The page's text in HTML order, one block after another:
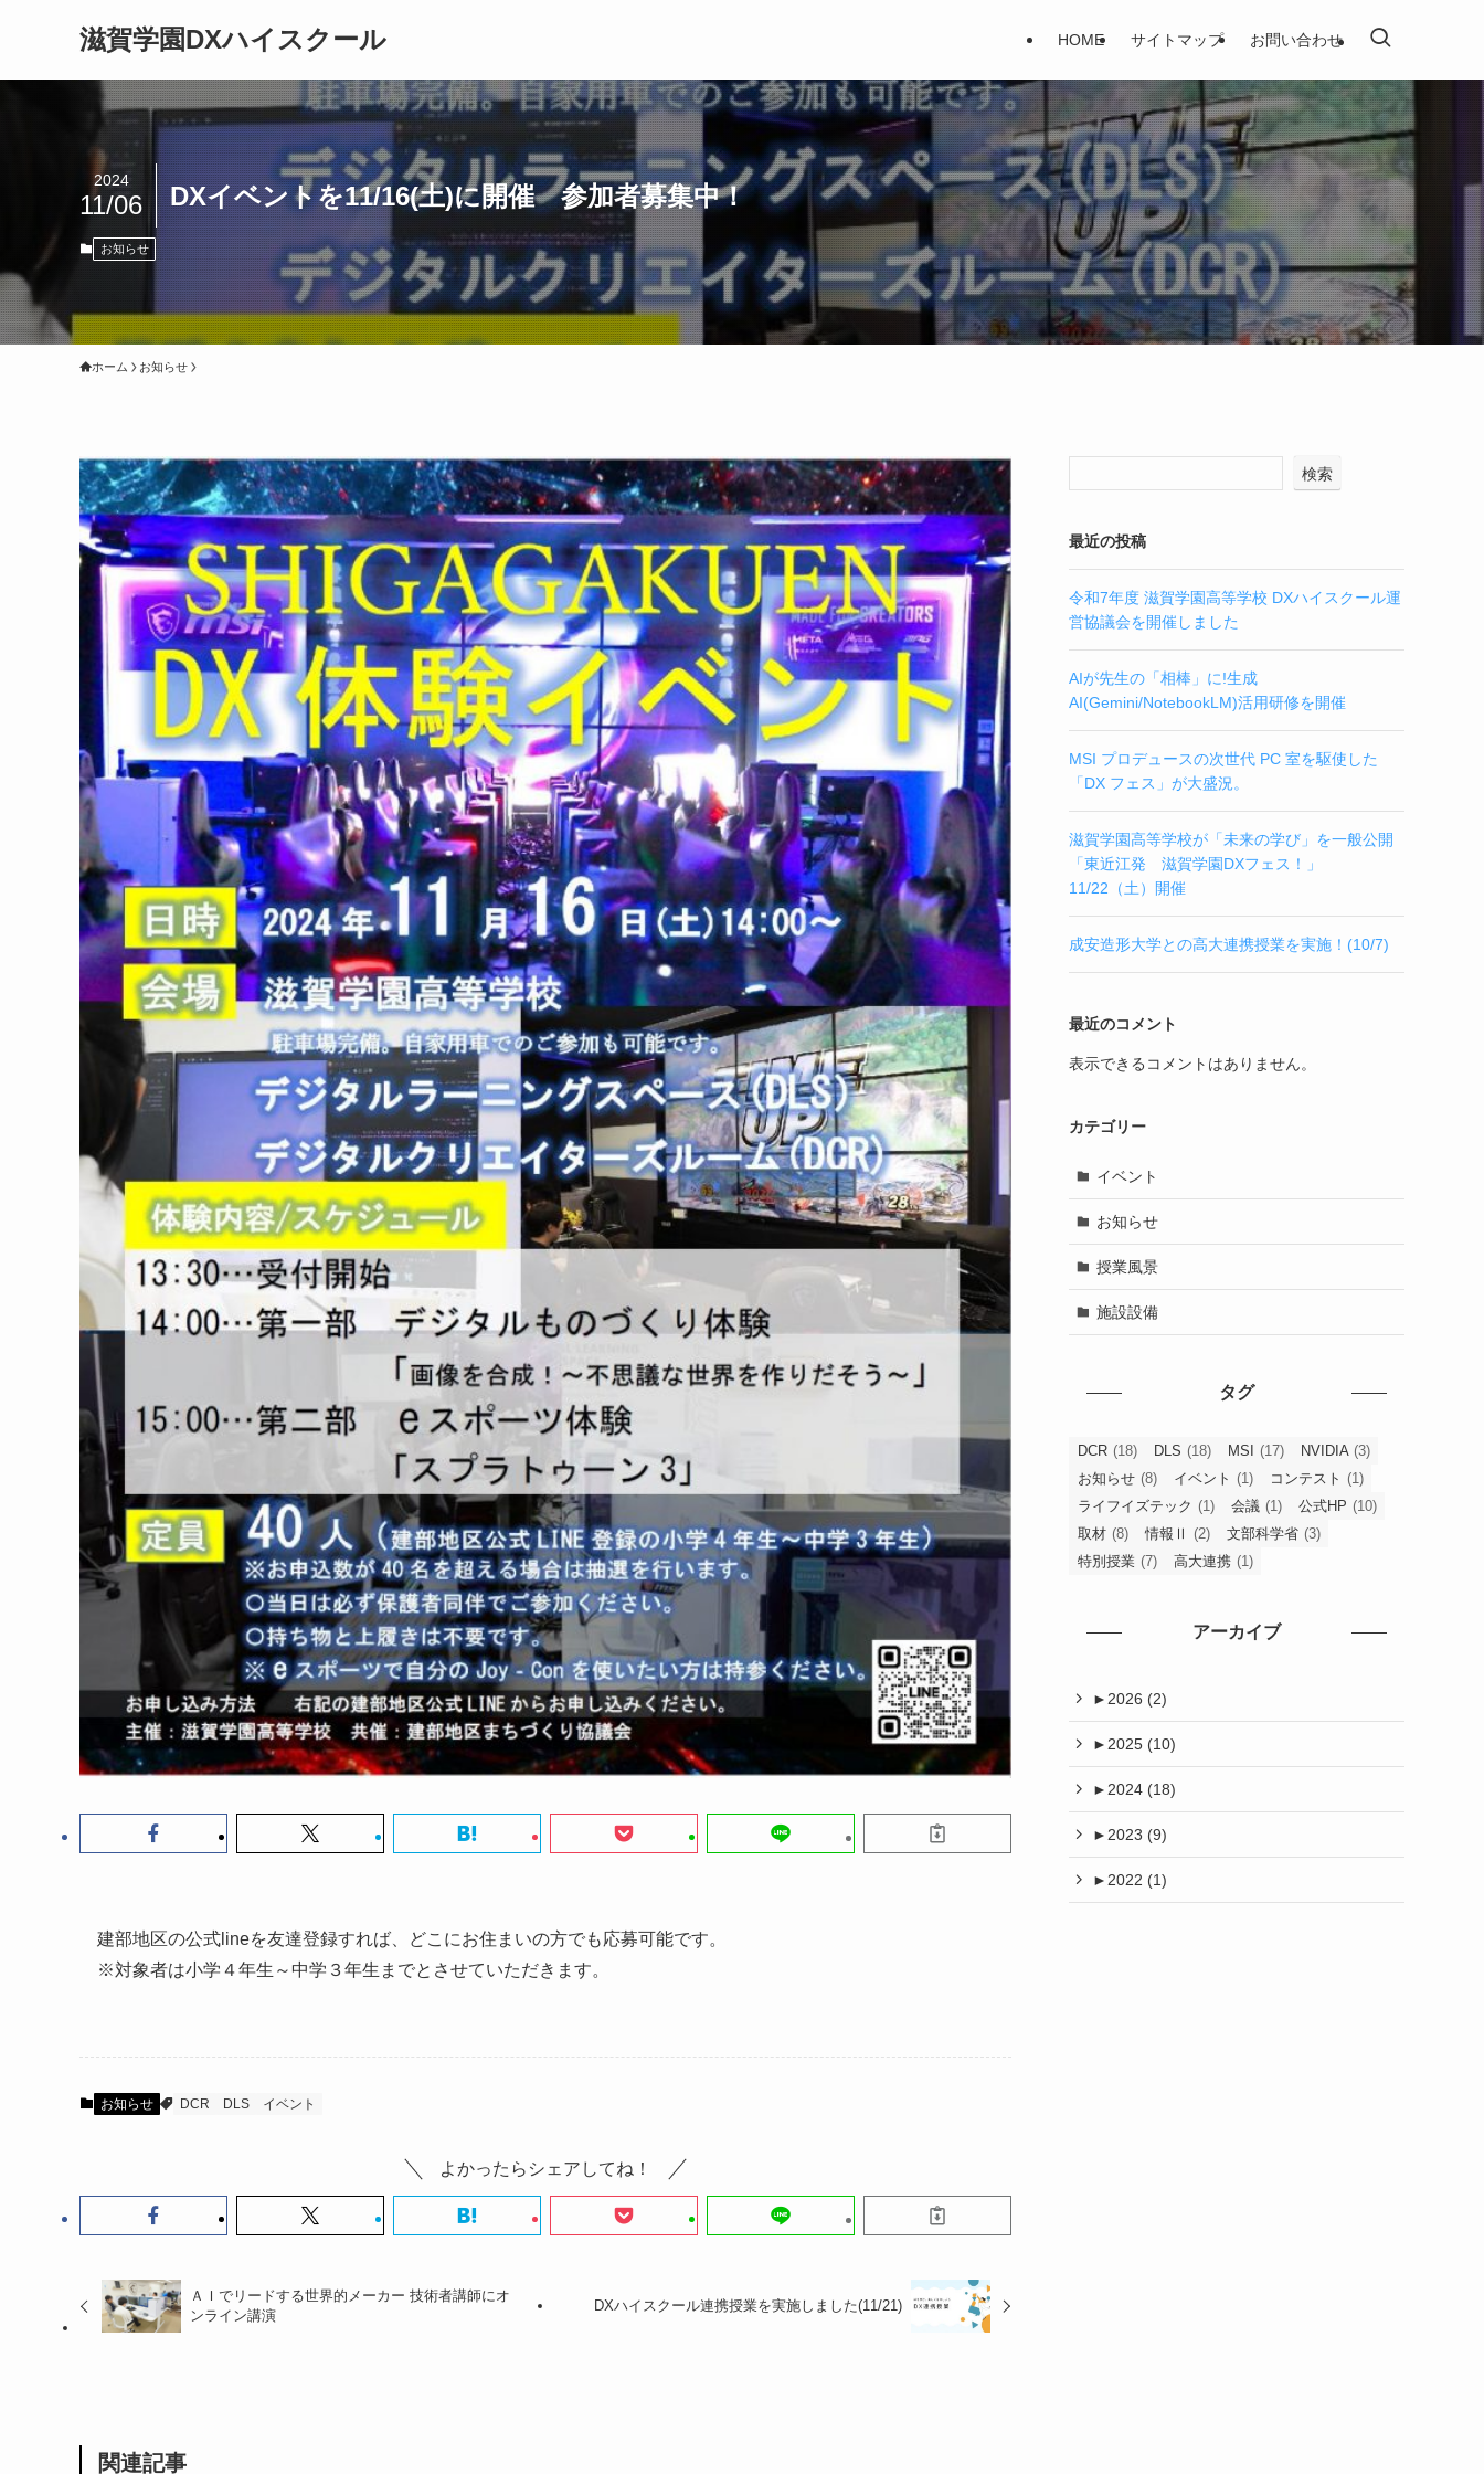
滋賀学園DXハイスクール HOME サイトマップ お問い合わせ
DXイベントを11/16(土)に開催 参加者募集中！
2024
11/06
お知らせ
ホーム お知らせ
建部地区の公式lineを友達登録すれば、どこにお住まいの方でも応募可能です。
※対象者は小学４年生～中学３年生までとさせていただきます。
お知らせ DCR DLS イベント
よかったらシェアしてね！
ＡＩでリードする世界的メーカー 技術者講師にオ
ンライン講演
DXハイスクール連携授業を実施しました(11/21)
関連記事
検索
最近の投稿
令和7年度 滋賀学園高等学校 DXハイスクール運
営協議会を開催しました
AIが先生の「相棒」に!生成
AI(Gemini/NotebookLM)活用研修を開催
MSI プロデュースの次世代 PC 室を駆使した
「DX フェス」が大盛況。
滋賀学園高等学校が「未来の学び」を一般公開
「東近江発 滋賀学園DXフェス！」
11/22（土）開催
成安造形大学との高大連携授業を実施！(10/7)
最近のコメント
表示できるコメントはありません。
カテゴリー
イベント
お知らせ
授業風景
施設設備
タグ
DCR (18) DLS (18) MSI (17) NVIDIA (3)
お知らせ (8) イベント (1) コンテスト (1)
ライフイズテック (1) 会議 (1) 公式HP (10)
取材 (8) 情報Ⅱ (2) 文部科学省 (3)
特別授業 (7) 高大連携 (1)
アーカイブ
► 2026 (2)
► 2025 (10)
► 2024 (18)
► 2023 (9)
► 2022 (1)